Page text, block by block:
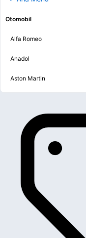
Otomobil
Alfa Romeo
Anadol
Aston Martin
Buick
Chery